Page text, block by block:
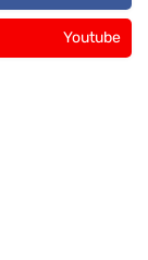
Youtube